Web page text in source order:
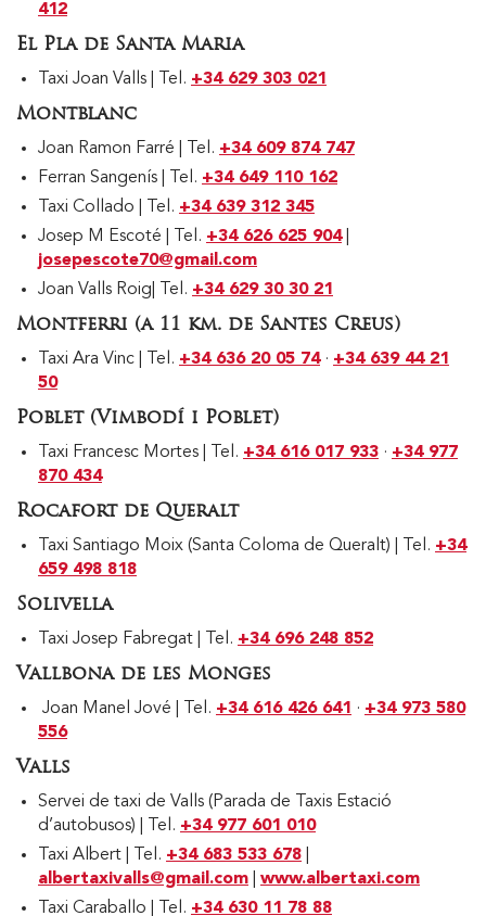
412
El Pla de Santa Maria
Taxi Joan Valls | Tel. +34 629 303 021
Montblanc
Joan Ramon Farré | Tel. +34 609 874 747
Ferran Sangenís | Tel. +34 649 110 162
Taxi Collado | Tel. +34 639 312 345
Josep M Escoté | Tel. +34 626 625 904|
josepescote70@gmail.com
Joan Valls Roig| Tel. +34 629 30 30 21
Montferri (a 11 km. de Santes Creus)
Taxi Ara Vinc | Tel. +34 636 20 05 74· +34 639 44 21
50
Poblet (Vimbodí i Poblet)
Taxi Francesc Mortes | Tel. +34 616 017 933 · +34 977
870 434
Rocafort de Queralt
Taxi Santiago Moix (Santa Coloma de Queralt) | Tel. +34
659 498 818
Solivella
Taxi Josep Fabregat | Tel. +34 696 248 852
Vallbona de les Monges
Joan Manel Jové | Tel. +34 616 426 641 · +34 973 580
556
Valls
Servei de taxi de Valls (Parada de Taxis Estació
d’autobusos) | Tel. +34 977 601 010
Taxi Albert | Tel. +34 683 533 678
albertaxivalls@gmail.com
www.albertaxi.com
Taxi Caraballo | Tel. +34 630 11 78 88